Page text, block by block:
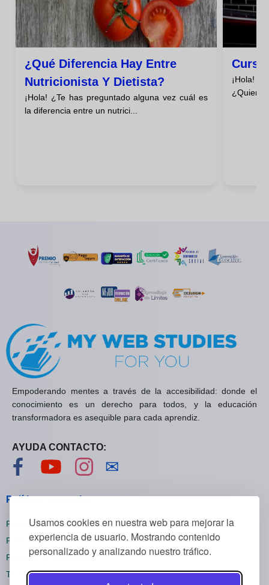
Usamos cookies en nuestra web para mejorar la
experiencia de usuario. Mostrando contenido
personalizado y analizando nuestro tráfico.
¿qué Diferencia Hay Entre
Nutricionista Y Dietista?
¡Hola! ¿Te has preguntado alguna vez cuál es
la diferencia entre un nutrici...
¡Hola!
Empoderando mentes a través de la accesibilidad: donde el
conocimiento es un derecho para todos, y la educación
transformadora es asequible para cada aprendiz.
AYUDA CONTACTO:
Visítanos en Facebook
Visítanos en YouTube
Visítanos en Instagram
✉
Políticas generales
Políticas de privacidad
Políticas de cookies
Políticas de reembolsos
Términos y condiciones